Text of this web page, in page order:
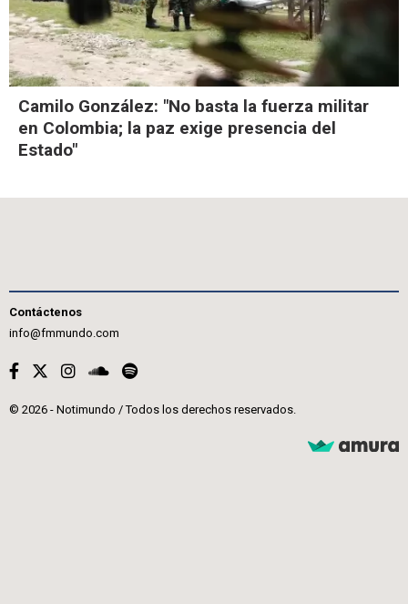
Camilo González: "No basta la fuerza militar
en Colombia; la paz exige presencia del
Estado"
Contáctenos
info@fmmundo.com
© 2026 - Notimundo / Todos los derechos reservados.